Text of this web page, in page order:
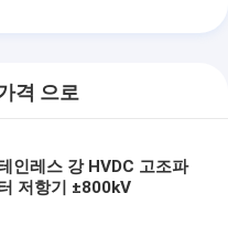
격 으로
인레스 강 HVDC 고조파
저항기 ±800kV